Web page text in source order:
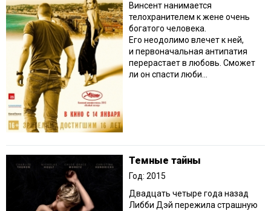
Винсент нанимается
телохранителем к жене очень
богатого человека.
Его неодолимо влечет к ней,
и первоначальная антипатия
перерастает в любовь. Сможет
ли он спасти люби...
Темные тайны
Год: 2015
Двадцать четыре года назад
Либби Дэй пережила страшную